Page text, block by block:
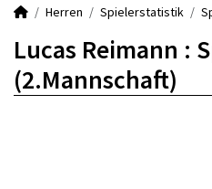
Herren Spielerstatistik
Lucas Reimann :
(2.Mannschaft)